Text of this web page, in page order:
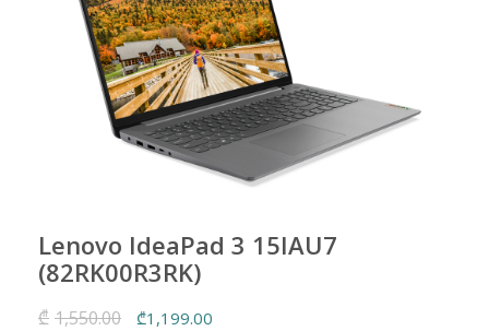
Lenovo IdeaPad 3 15IAU7
(82RK00R3RK)
₾ 1,550.00
Original
₾1,199.00